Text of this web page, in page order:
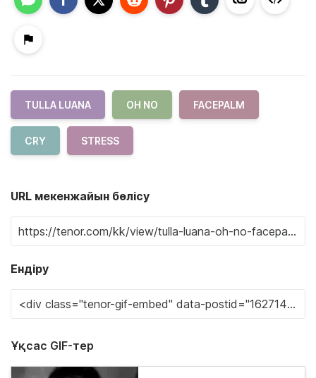
TULLA LUANA OH NO FACEPALM
CRY STRESS
URL мекенжайын бөлісу
Ендіру
Ұқсас GIF-тер